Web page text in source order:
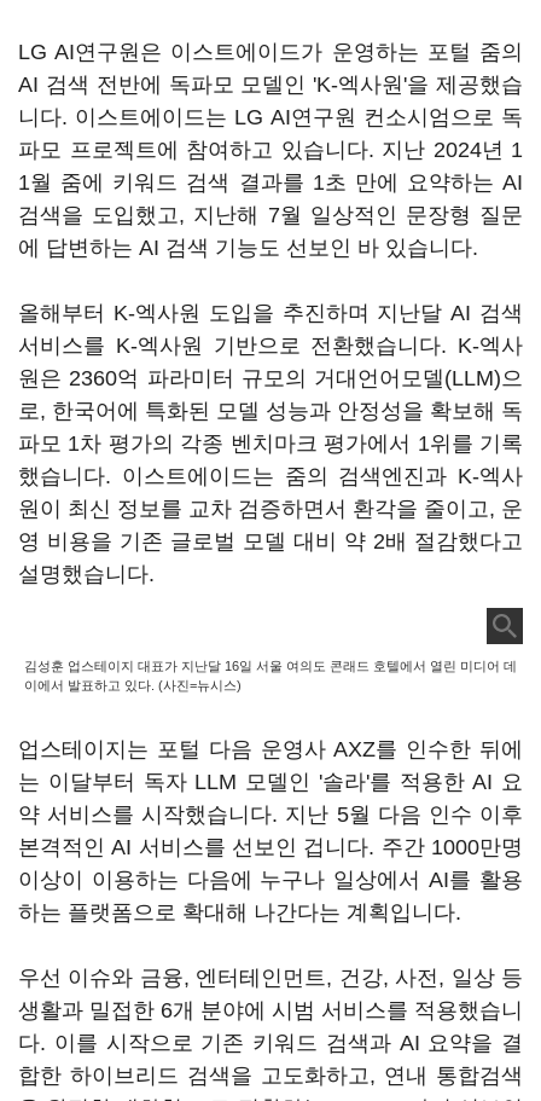
LG AI연구원은 이스트에이드가 운영하는 포털 줌의
AI 검색 전반에 독파모 모델인 'K-엑사원'을 제공했습
니다. 이스트에이드는 LG AI연구원 컨소시엄으로 독
파모 프로젝트에 참여하고 있습니다. 지난 2024년 1
1월 줌에 키워드 검색 결과를 1초 만에 요약하는 AI
검색을 도입했고, 지난해 7월 일상적인 문장형 질문
에 답변하는 AI 검색 기능도 선보인 바 있습니다.
올해부터 K-엑사원 도입을 추진하며 지난달 AI 검색
서비스를 K-엑사원 기반으로 전환했습니다. K-엑사
원은 2360억 파라미터 규모의 거대언어모델(LLM)으
로, 한국어에 특화된 모델 성능과 안정성을 확보해 독
파모 1차 평가의 각종 벤치마크 평가에서 1위를 기록
했습니다. 이스트에이드는 줌의 검색엔진과 K-엑사
원이 최신 정보를 교차 검증하면서 환각을 줄이고, 운
영 비용을 기존 글로벌 모델 대비 약 2배 절감했다고
설명했습니다.
김성훈 업스테이지 대표가 지난달 16일 서울 여의도 콘래드 호텔에서 열린 미디어 데
이에서 발표하고 있다. (사진=뉴시스)
업스테이지는 포털 다음 운영사 AXZ를 인수한 뒤에
는 이달부터 독자 LLM 모델인 '솔라'를 적용한 AI 요
약 서비스를 시작했습니다. 지난 5월 다음 인수 이후
본격적인 AI 서비스를 선보인 겁니다. 주간 1000만명
이상이 이용하는 다음에 누구나 일상에서 AI를 활용
하는 플랫폼으로 확대해 나간다는 계획입니다.
우선 이슈와 금융, 엔터테인먼트, 건강, 사전, 일상 등
생활과 밀접한 6개 분야에 시범 서비스를 적용했습니
다. 이를 시작으로 기존 키워드 검색과 AI 요약을 결
합한 하이브리드 검색을 고도화하고, 연내 통합검색